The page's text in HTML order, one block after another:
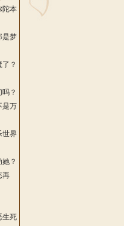
陀本
是梦
？
？
是万
世界
？
再
生死